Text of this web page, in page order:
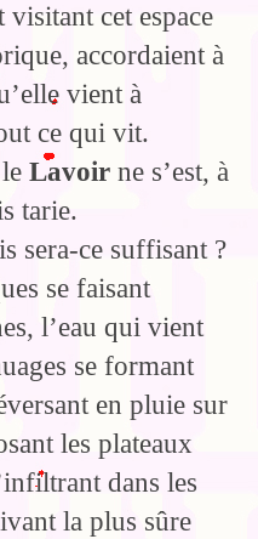
visitant cet espace
accordaient à
vient à
ce qui vit.
Lavoir ne s’est, à
tarie.
sera-ce suffisant ?
se faisant
l’eau qui vient
se formant
en pluie sur
les plateaux
dans les
la plus sûre